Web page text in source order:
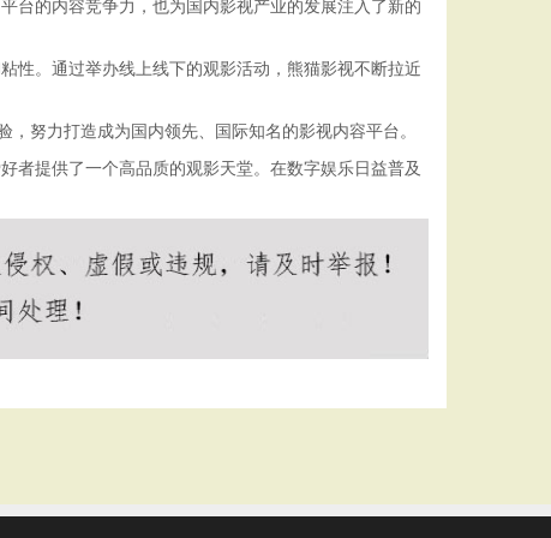
台的内容竞争力，也为国内影视产业的发展注入了新的
性。通过举办线上线下的观影活动，熊猫影视不断拉近
努力打造成为国内领先、国际知名的影视内容平台。
者提供了一个高品质的观影天堂。在数字娱乐日益普及